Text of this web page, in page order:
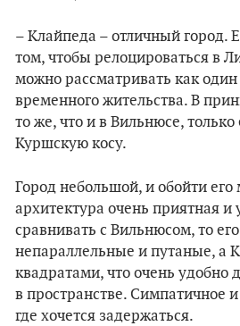
– Клайпеда – отличный город.
том, чтобы релоцироваться в
можно рассматривать как
временного жительства. В
то же, что и в Вильнюсе,
Куршскую косу.
Город небольшой, и обойти
архитектура очень приятная и
сравнивать с Вильнюсом, то
непараллельные и путаные, а
квадратами, что очень удобно
в пространстве. Симпатичное
где хочется задержаться.